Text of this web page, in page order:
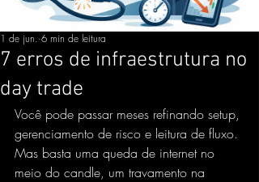
7 erros de infraestrutura no
day trade
1 de jun. 6 min de leitura
Você pode passar meses refinando setup,
gerenciamento de risco e leitura de fluxo.
Mas basta uma queda de internet no
meio do candle, um travamento na